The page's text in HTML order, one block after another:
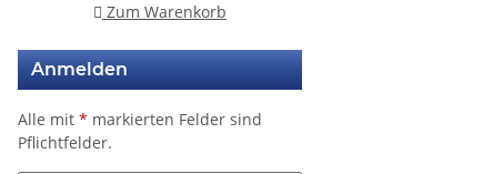
Zum Warenkorb
Anmelden
Alle mit * markierten Felder sind
Pflichtfelder.